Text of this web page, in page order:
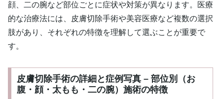
顔、二の腕など部位ごとに症状や対策が異なります。医療
的な治療法には、皮膚切除手術や美容医療など複数の選択
肢があり、それぞれの特徴を理解して選ぶことが重要で
す。
皮膚切除手術の詳細と症例写真 – 部位別（お
腹・顔・太もも・二の腕）施術の特徴